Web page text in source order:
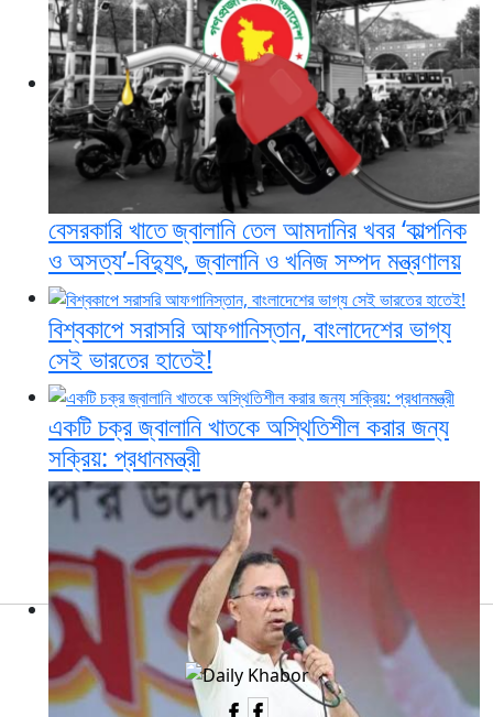
বেসরকারি খাতে জ্বালানি তেল আমদানির খবর ‘কাল্পনিক
ও অসত্য’-বিদ্যুৎ, জ্বালানি ও খনিজ সম্পদ মন্ত্রণালয়
বিশ্বকাপে সরাসরি আফগানিস্তান, বাংলাদেশের ভাগ্য
সেই ভারতের হাতেই!
একটি চক্র জ্বালানি খাতকে অস্থিতিশীল করার জন্য
সক্রিয়: প্রধানমন্ত্রী